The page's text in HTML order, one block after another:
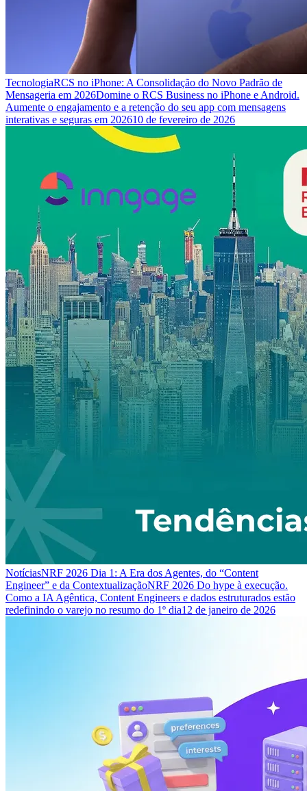
TecnologiaRCS no iPhone: A Consolidação do Novo Padrão de
Mensageria em 2026Domine o RCS Business no iPhone e Android.
Aumente o engajamento e a retenção do seu app com mensagens
interativas e seguras em 202610 de fevereiro de 2026
NotíciasNRF 2026 Dia 1: A Era dos Agentes, do “Content
Engineer” e da ContextualizaçãoNRF 2026 Do hype à execução.
Como a IA Agêntica, Content Engineers e dados estruturados estão
redefinindo o varejo no resumo do 1º dia12 de janeiro de 2026